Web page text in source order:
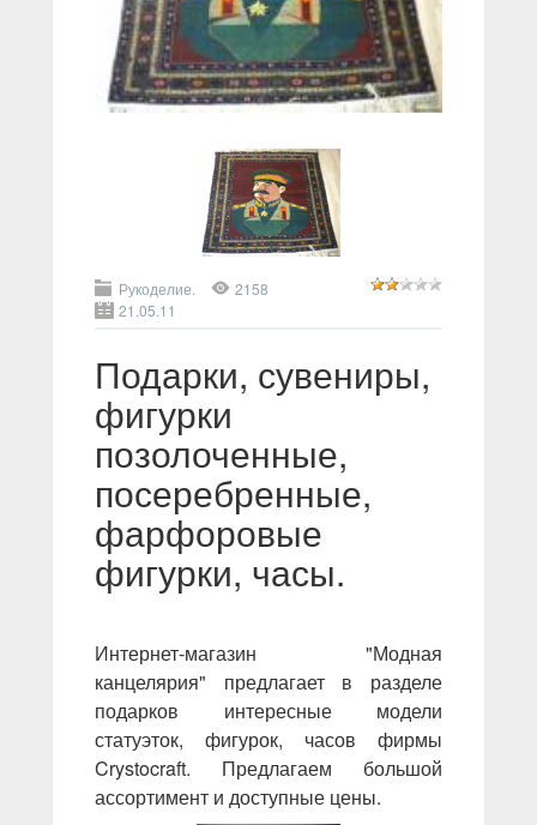
Рукоделие.
2158
21.05.11
Подарки, сувениры,
фигурки
позолоченные,
посеребренные,
фарфоровые
фигурки, часы.
Интернет-магазин "Модная
канцелярия" предлагает в разделе
подарков интересные модели
статуэток, фигурок, часов фирмы
Crystocraft. Предлагаем большой
ассортимент и доступные цены.